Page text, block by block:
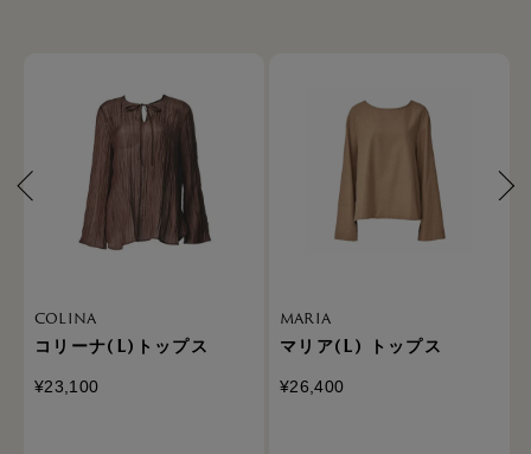
COLINA
コリーナ(L)トップス
¥23,100
MARIA
マリア(L) トップス
¥26,400